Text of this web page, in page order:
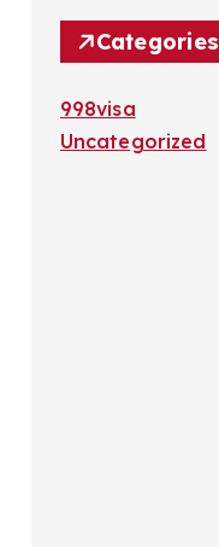
Categories
998visa
Uncategorized